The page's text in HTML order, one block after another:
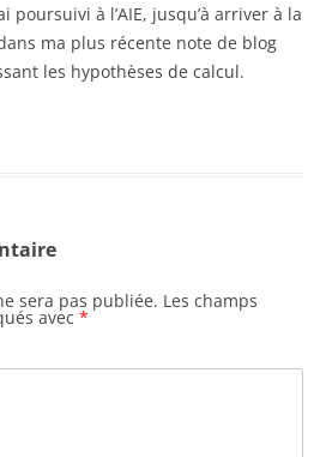
poursuivi à l’AIE, jusqu’à arriver à la
ma plus récente note de blog
les hypothèses de calcul.
sera pas publiée. Les champs
avec *